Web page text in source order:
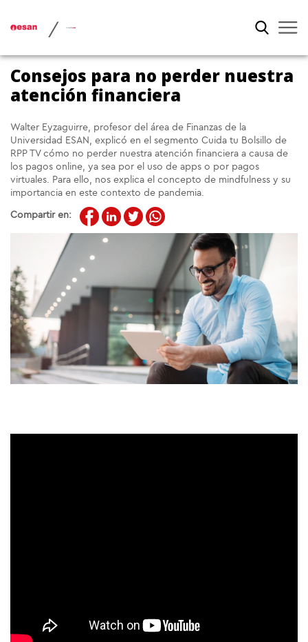
/
Consejos para no perder nuestra
atención financiera
Walter Eyzaguirre, profesor del área de Finanzas de la
Universidad ESAN, explicó en el segmento Cuida tu Bolsillo de
RPP TV cómo no perder nuestra atención financiera a causa de
los pagos online, ya sea por el uso de apps o por pagos
virtuales. Para ello, nos explica el concepto de mindfulness y su
importancia en este contexto de pandemia.
Compartir en: